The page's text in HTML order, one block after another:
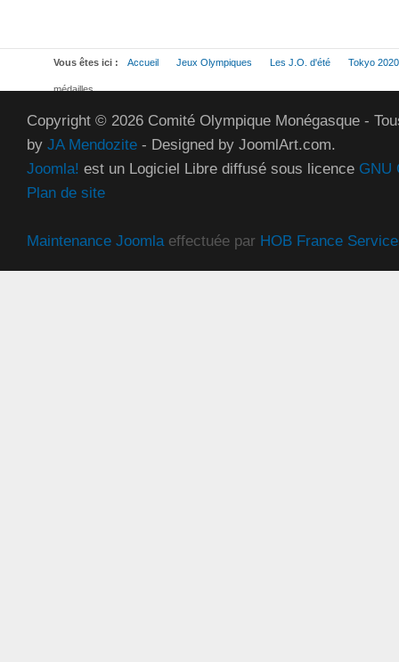
Vous êtes ici : Accueil Jeux Olympiques Les J.O. d'été Tokyo 2020
médailles
Copyright © 2026 Comité Olympique Monégasque -
by JA Mendozite - Designed by JoomlArt.com.
Joomla! est un Logiciel Libre diffusé sous licence GNU
Plan de site
Maintenance Joomlaeffectuée par HOB France